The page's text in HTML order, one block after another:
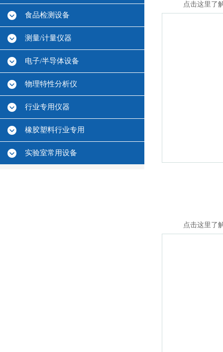
食品检测设备
测量/计量仪器
电子/半导体设备
物理特性分析仪
行业专用仪器
橡胶塑料行业专用
实验室常用设备
点击这里了
点击这里了